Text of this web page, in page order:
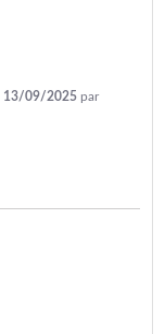
13/09/2025 par